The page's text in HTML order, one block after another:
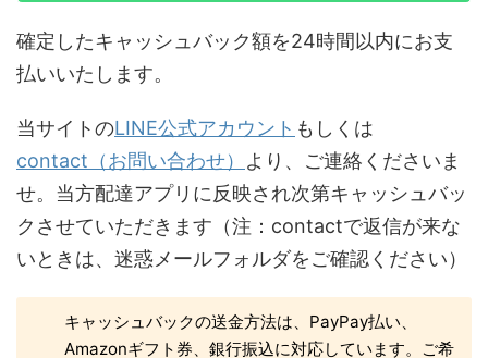
確定したキャッシュバック額を24時間以内にお支
払いいたします。
当サイトのLINE公式アカウント もしくは
contact（お問い合わせ） より、ご連絡くださいま
せ。当方配達アプリに反映され次第キャッシュバッ
クさせていただきます（注：contactで返信が来な
いときは、迷惑メールフォルダをご確認ください）
キャッシュバックの送金方法は、PayPay払い、
Amazonギフト券、銀行振込に対応しています。ご希